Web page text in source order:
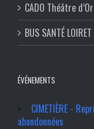
CADO Théâtre
BUS SANTÉ LOIRET
ÉVÉNEMENTS
CIMETIÈRE -
abandonnées